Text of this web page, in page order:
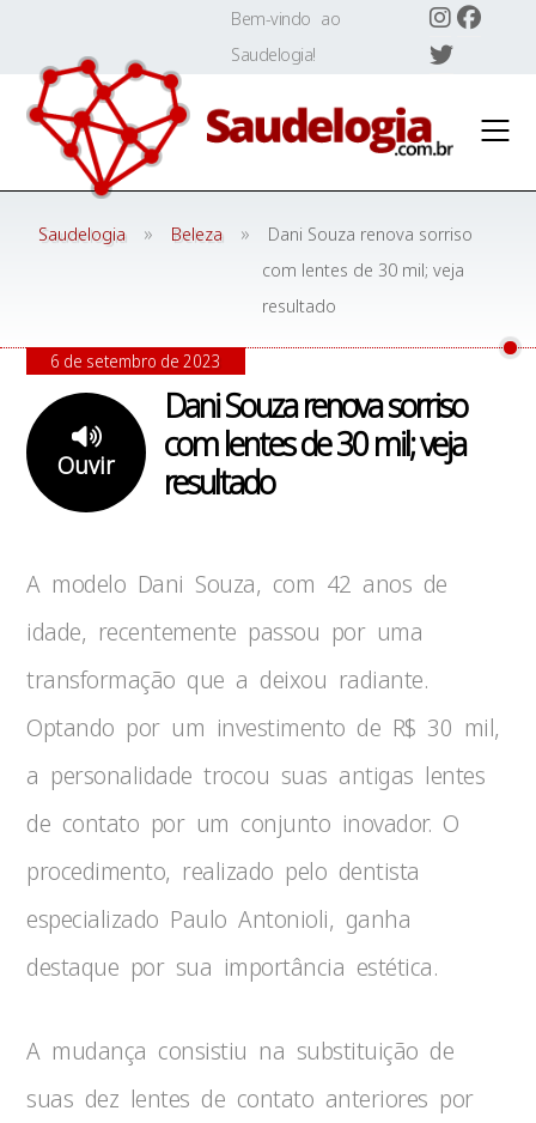
content
Bem-vindo ao
Saudelogia!
Saudelogia » Beleza »
Dani Souza renova sorriso
com lentes de 30 mil; veja
resultado
Dani Souza renova sorriso
com lentes de 30 mil; veja
resultado
Ouvir
6 de setembro de 2023
A modelo Dani Souza, com 42 anos de
idade, recentemente passou por uma
transformação que a deixou radiante.
Optando por um investimento de R$ 30 mil,
a personalidade trocou suas antigas lentes
de contato por um conjunto inovador. O
procedimento, realizado pelo dentista
especializado Paulo Antonioli, ganha
destaque por sua importância estética.
A mudança consistiu na substituição de
suas dez lentes de contato anteriores por